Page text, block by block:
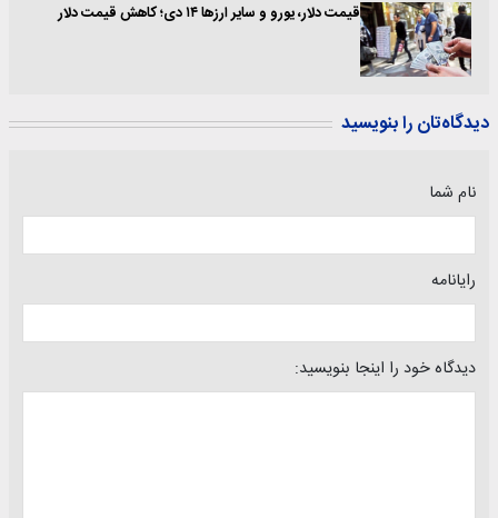
قیمت دلار، یورو و سایر ارزها ۱۴ دی؛ کاهش قیمت دلار
دیدگاه‌تان را بنویسید
نام شما
رایانامه
دیدگاه خود را اینجا بنویسید: